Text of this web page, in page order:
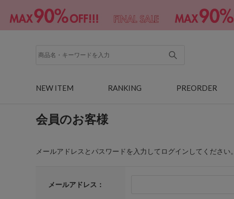
NEW ITEM RANKING PREORDER
会員のお客様
メールアドレスとパスワードを入力してログインしてください。
メールアドレス：